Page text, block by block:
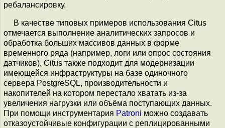
ребалансировку.
В качестве типовых примеров использования Citus
отмечается выполнение аналитических запросов и
обработка больших массивов данных в форме
временного ряда (например, логи или опрос состояния
датчиков). Citus также подходит для модернизации
имеющейся инфраструктуры на базе одиночного
сервера PostgreSQL, производительности и
накопителей на котором перестало хватать из-за
увеличения нагрузки или объёма поступающих данных.
При помощи инструментария Patroni можно создавать
отказоустойчивые конфигурации с реплицированными